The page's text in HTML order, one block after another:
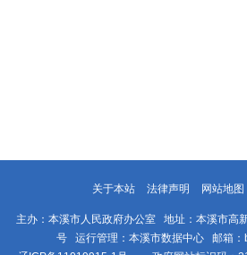
关于本站 法律声明 网站地图
主办：本溪市人民政府办公室 地址：本溪市高
号 运行管理：本溪市数据中心 邮箱：